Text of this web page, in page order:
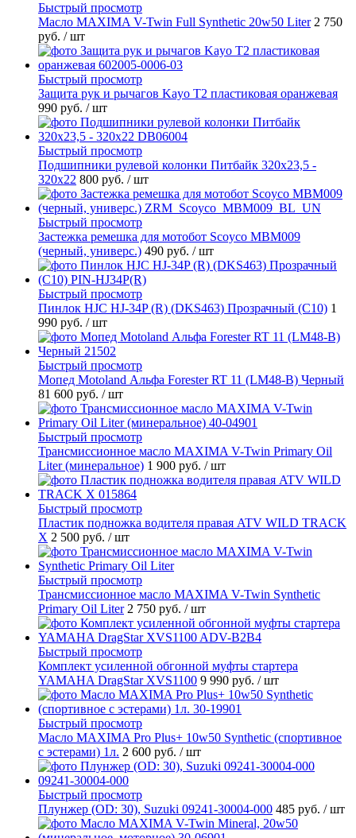
Быстрый просмотр
Масло MAXIMA V-Twin Full Synthetic 20w50 Liter 2 750
руб. / шт
Быстрый просмотр
Защита рук и рычагов Kayo T2 пластиковая оранжевая
990 руб. / шт
Быстрый просмотр
Подшипники рулевой колонки Питбайк 320x23,5 -
320x22 800 руб. / шт
Быстрый просмотр
Застежка ремешка для мотобот Scoyco MBM009
(черный, универс.) 490 руб. / шт
Быстрый просмотр
Пинлок HJC HJ-34P (R) (DKS463) Прозрачный (C10) 1
990 руб. / шт
Быстрый просмотр
Мопед Motoland Альфа Forester RT 11 (LM48-B) Черный
81 600 руб. / шт
Быстрый просмотр
Трансмиссионное масло MAXIMA V-Twin Primary Oil
Liter (минеральное) 1 900 руб. / шт
Быстрый просмотр
Пластик подножка водителя правая ATV WILD TRACK
X 2 500 руб. / шт
Быстрый просмотр
Трансмиссионное масло MAXIMA V-Twin Synthetic
Primary Oil Liter 2 750 руб. / шт
Быстрый просмотр
Комплект усиленной обгонной муфты стартера
YAMAHA DragStar XVS1100 9 990 руб. / шт
Быстрый просмотр
Масло MAXIMA Pro Plus+ 10w50 Synthetic (спортивное
с эстерами) 1л. 2 600 руб. / шт
Быстрый просмотр
Плунжер (OD: 30), Suzuki 09241-30004-000 485 руб. / шт